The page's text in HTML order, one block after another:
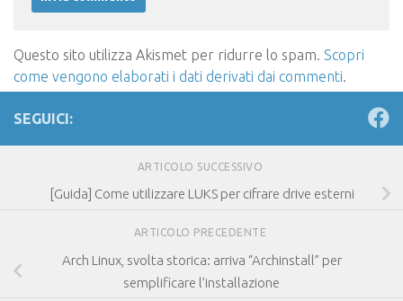
Questo sito utilizza Akismet per ridurre lo spam. Scopri
come vengono elaborati i dati derivati dai commenti.
SEGUICI:
ARTICOLO SUCCESSIVO
[Guida] Come utilizzare LUKS per cifrare drive esterni
ARTICOLO PRECEDENTE
Arch Linux, svolta storica: arriva “Archinstall” per
semplificare l’installazione